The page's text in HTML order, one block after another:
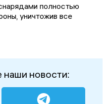
полностью
уничтожив все
новости: